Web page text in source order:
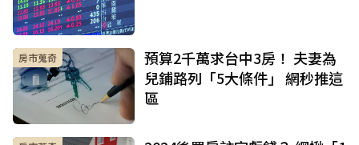
房市蒐奇
預算2千萬求台中3房！ 夫妻為
兒鋪路列「5大條件」 網秒推這
區